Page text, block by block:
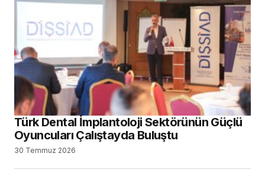
Türk Dental İmplantoloji Sektörünün Güçlü
Oyuncuları Çalıştayda Buluştu
30 Temmuz 2026